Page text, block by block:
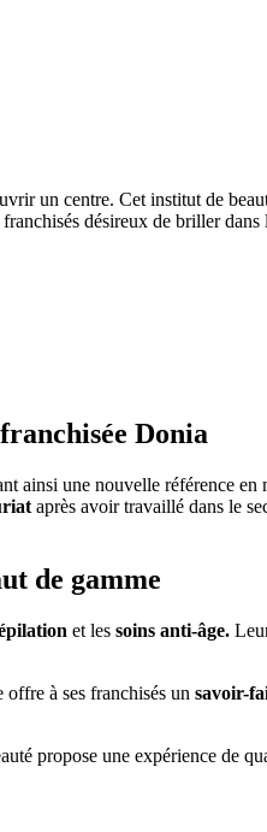
un centre. Cet institut de
désireux de briller dans
Donia
ainsi une nouvelle référence
après avoir travaillé dans le
de gamme
et les soins anti-âge.
offre à ses franchisés un savoir-
propose une expérience de